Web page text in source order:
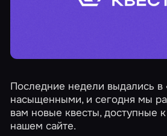
Последние недели выдались в
насыщенными, и сегодня мы
вам новые квесты, доступные
нашем сайте.